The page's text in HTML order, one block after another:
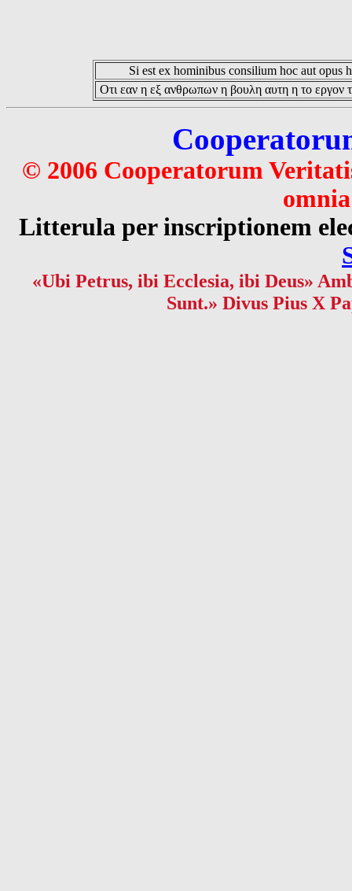
Si est ex hominibus consilium hoc aut opus
Οτι εαν η εξ ανθρωπων η βουλη αυτη η το εργον
© 2006 Cooperatorum
Litterula per inscriptionem
«Ubi Petrus, ibi Ecclesia, ibi Deus»
Sunt.» Divus Pius X